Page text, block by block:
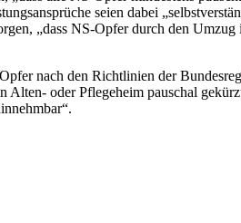
seien dabei
„dass NS-Opfer durch den
nach den Richtlinien der
oder Pflegeheim pauschal